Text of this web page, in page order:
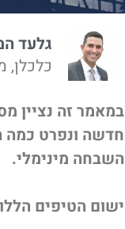
גלעד
כלכלן,
במאמר זה נציין
חדשה ונפרט כמה
השבחה מינימלי.
ישום הטיפים